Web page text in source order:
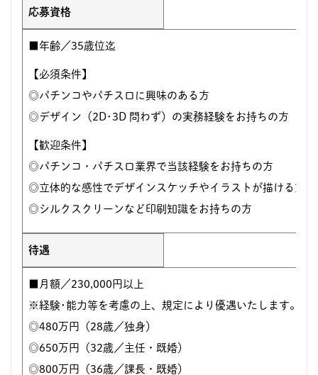
応募資格
■年齢／35歳位迄
【必須条件】
◎パチンコやパチスロに興味のある方
◎デザイン（2D･3D 問わず）の実務経験をお持ちの方
【歓迎条件】
◎パチンコ・パチスロ業界で当該経験をお持ちの方
◎立体的な感性でデザインスケッチやイラストが描ける方
◎シルクスクリーンなど印刷知識をお持ちの方
待遇
■月額／230,000円以上
※経験･能力等を考慮の上、規定により優遇いたします。【
◎480万円（28歳／独身）
◎650万円（32歳／主任・既婚）
◎800万円（36歳／課長・既婚）